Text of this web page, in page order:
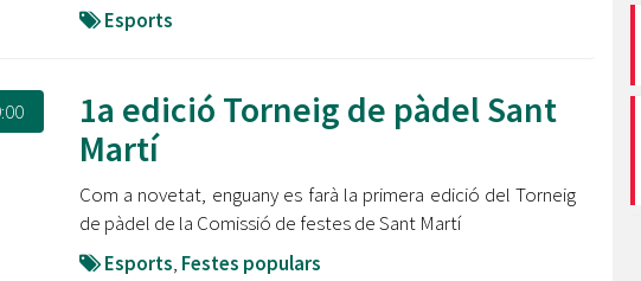
Esports
1a edició Torneig de pàdel Sant
Martí
Com a novetat, enguany es farà la primera edició del Torneig
de pàdel de la Comissió de festes de Sant Martí
Esports, Festes populars